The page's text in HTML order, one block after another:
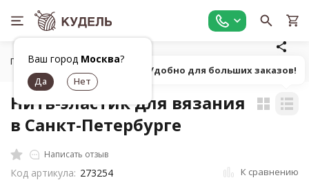
Ваш город Москва?
Главная Шитье Нитки швейные
Нить-эластик для вязания
в Санкт-Петербурге
Написать отзыв
Код артикула: 273254 К сравнению
Попробуй! Удобно для больших заказов!